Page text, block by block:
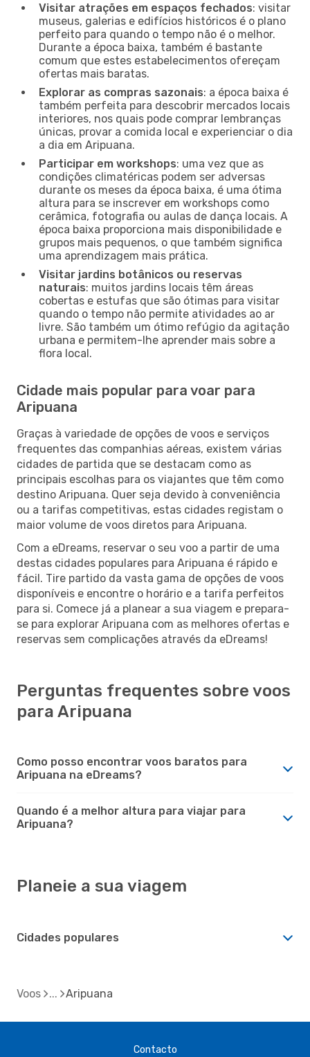
Visitar atrações em espaços fechados: visitar
museus, galerias e edifícios históricos é o plano
perfeito para quando o tempo não é o melhor.
Durante a época baixa, também é bastante
comum que estes estabelecimentos ofereçam
ofertas mais baratas.
Explorar as compras sazonais: a época baixa é
também perfeita para descobrir mercados locais
interiores, nos quais pode comprar lembranças
únicas, provar a comida local e experienciar o dia
a dia em Aripuana.
Participar em workshops: uma vez que as
condições climatéricas podem ser adversas
durante os meses da época baixa, é uma ótima
altura para se inscrever em workshops como
cerâmica, fotografia ou aulas de dança locais. A
época baixa proporciona mais disponibilidade e
grupos mais pequenos, o que também significa
uma aprendizagem mais prática.
Visitar jardins botânicos ou reservas
naturais: muitos jardins locais têm áreas
cobertas e estufas que são ótimas para visitar
quando o tempo não permite atividades ao ar
livre. São também um ótimo refúgio da agitação
urbana e permitem-lhe aprender mais sobre a
flora local.
Cidade mais popular para voar para
Aripuana
Graças à variedade de opções de voos e serviços
frequentes das companhias aéreas, existem várias
cidades de partida que se destacam como as
principais escolhas para os viajantes que têm como
destino Aripuana. Quer seja devido à conveniência
ou a tarifas competitivas, estas cidades registam o
maior volume de voos diretos para Aripuana.
Com a eDreams, reservar o seu voo a partir de uma
destas cidades populares para Aripuana é rápido e
fácil. Tire partido da vasta gama de opções de voos
disponíveis e encontre o horário e a tarifa perfeitos
para si. Comece já a planear a sua viagem e prepara-
se para explorar Aripuana com as melhores ofertas e
reservas sem complicações através da eDreams!
Perguntas frequentes sobre voos
para Aripuana
Como posso encontrar voos baratos para
Aripuana na eDreams?
Quando é a melhor altura para viajar para
Aripuana?
Planeie a sua viagem
Cidades populares
Voos Aripuana
Contacto